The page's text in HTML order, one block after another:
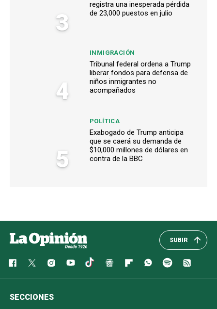
3
registra una inesperada pérdida
de 23,000 puestos en julio
4
INMIGRACIÓN
Tribunal federal ordena a Trump
liberar fondos para defensa de
niños inmigrantes no
acompañados
5
POLÍTICA
Exabogado de Trump anticipa
que se caerá su demanda de
$10,000 millones de dólares en
contra de la BBC
SUBIR
SECCIONES